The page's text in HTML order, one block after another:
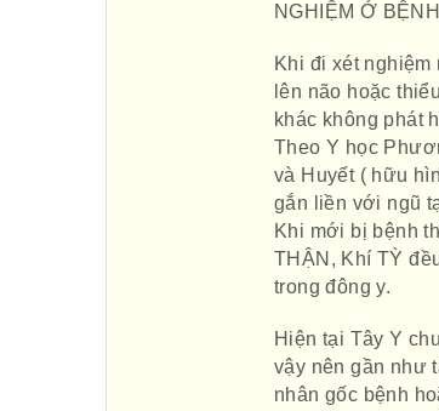
NGHIỆM Ở
Khi đi xét
lên não hoặc
khác không phát
Theo Y học
và Huyết ( hữu
gắn liền với ngũ
Khi mới bị bệnh
THẬN, Khí TỲ
trong đông y.
Hiện tại Tây Y
vậy nên gần như
nhân gốc bệnh